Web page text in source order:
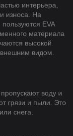
интерьера,
износа. На
EVA
материала
высокой
видом.
воду и
грязи и пыли. Это
снега.